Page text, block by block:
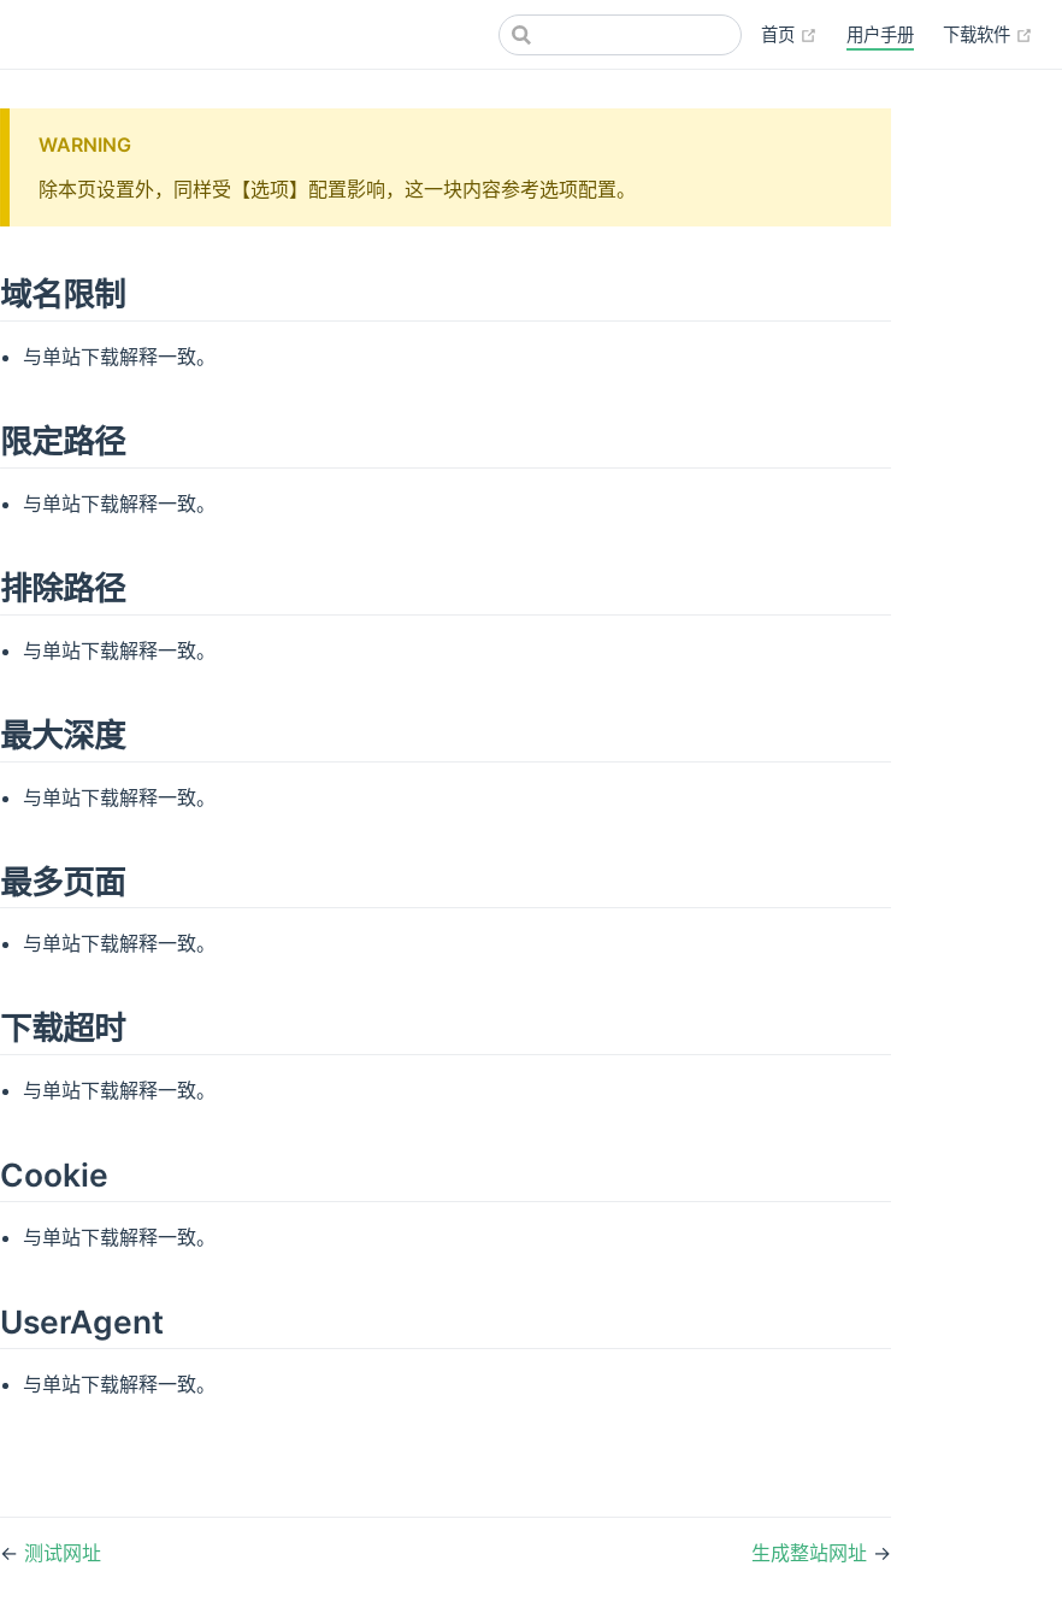
首页 用户手册 下载软件
WARNING
除本页设置外，同样受【选项】配置影响，这一块内容参考选项配置。
域名限制
与单站下载解释一致。
限定路径
与单站下载解释一致。
排除路径
与单站下载解释一致。
最大深度
与单站下载解释一致。
最多页面
与单站下载解释一致。
下载超时
与单站下载解释一致。
Cookie
与单站下载解释一致。
UserAgent
与单站下载解释一致。
← 测试网址 生成整站网址 →